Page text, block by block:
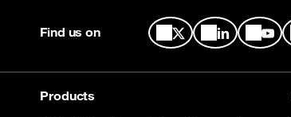
Find us on
Products